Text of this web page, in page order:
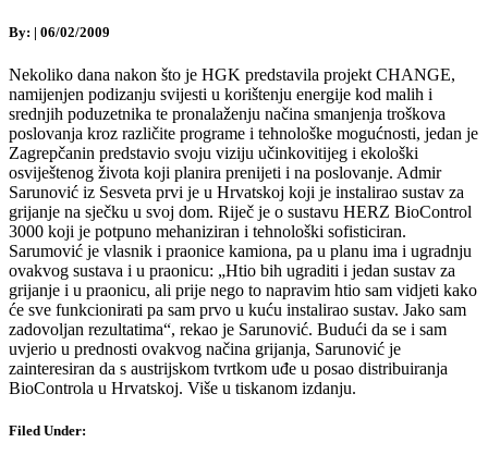
By: | 06/02/2009
Nekoliko dana nakon što je HGK predstavila projekt CHANGE,
namijenjen podizanju svijesti u korištenju energije kod malih i
srednjih poduzetnika te pronalaženju načina smanjenja troškova
poslovanja kroz različite programe i tehnološke mogućnosti, jedan je
Zagrepčanin predstavio svoju viziju učinkovitijeg i ekološki
osviještenog života koji planira prenijeti i na poslovanje. Admir
Sarunović iz Sesveta prvi je u Hrvatskoj koji je instalirao sustav za
grijanje na sječku u svoj dom. Riječ je o sustavu HERZ BioControl
3000 koji je potpuno mehaniziran i tehnološki sofisticiran.
Sarumović je vlasnik i praonice kamiona, pa u planu ima i ugradnju
ovakvog sustava i u praonicu: „Htio bih ugraditi i jedan sustav za
grijanje i u praonicu, ali prije nego to napravim htio sam vidjeti kako
će sve funkcionirati pa sam prvo u kuću instalirao sustav. Jako sam
zadovoljan rezultatima“, rekao je Sarunović. Budući da se i sam
uvjerio u prednosti ovakvog načina grijanja, Sarunović je
zainteresiran da s austrijskom tvrtkom uđe u posao distribuiranja
BioControla u Hrvatskoj. Više u tiskanom izdanju.
Filed Under: